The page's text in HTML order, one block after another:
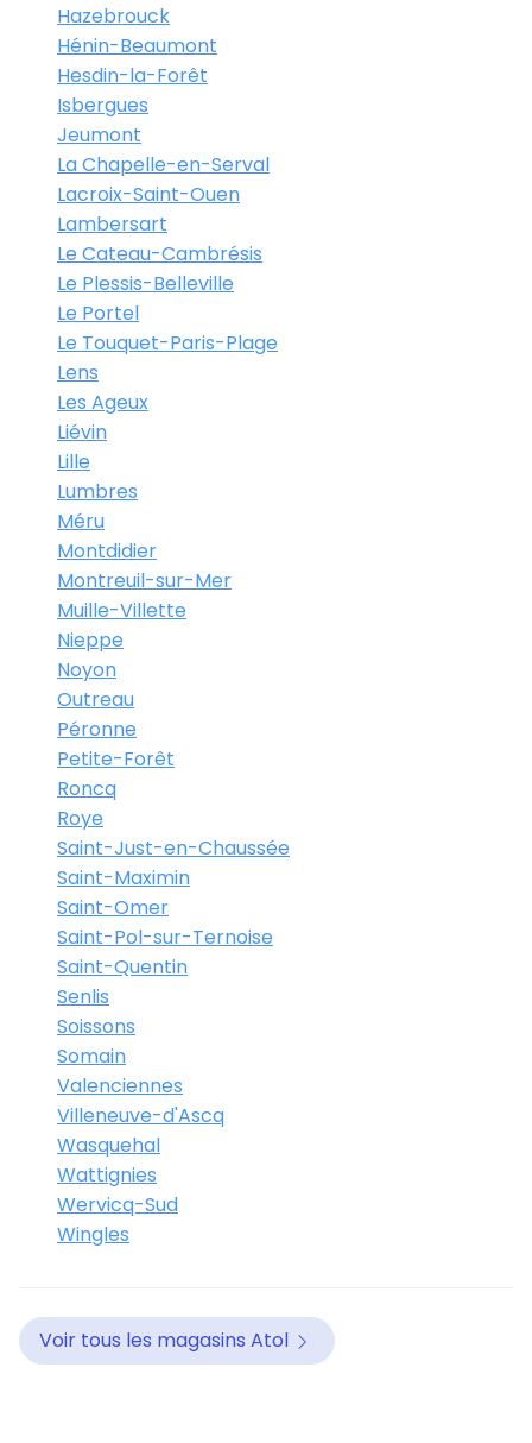
Hazebrouck
Hénin-Beaumont
Hesdin-la-Forêt
Isbergues
Jeumont
La Chapelle-en-Serval
Lacroix-Saint-Ouen
Lambersart
Le Cateau-Cambrésis
Le Plessis-Belleville
Le Portel
Le Touquet-Paris-Plage
Lens
Les Ageux
Liévin
Lille
Lumbres
Méru
Montdidier
Montreuil-sur-Mer
Muille-Villette
Nieppe
Noyon
Outreau
Péronne
Petite-Forêt
Roncq
Roye
Saint-Just-en-Chaussée
Saint-Maximin
Saint-Omer
Saint-Pol-sur-Ternoise
Saint-Quentin
Senlis
Soissons
Somain
Valenciennes
Villeneuve-d'Ascq
Wasquehal
Wattignies
Wervicq-Sud
Wingles
Voir tous les magasins Atol